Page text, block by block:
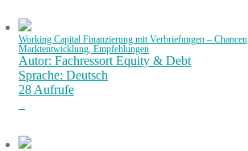
Working Capital Finanzierung mit Verbriefungen – Chancen,
Marktentwicklung, Empfehlungen
Autor: Fachressort Equity & Debt
Sprache: Deutsch
28 Aufrufe